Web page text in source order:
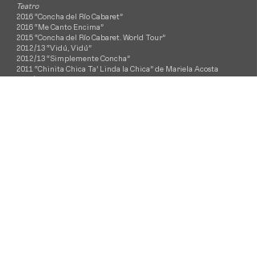
Teatro
2016 “Concha del Río Cabaret”
2016 “Me Canto Encima”
2015 “Concha del Río Cabaret. World Tour”
2012/13 “Vidú, Vidú”
2012/13 “Simplemente Concha”
2011 “Chinita Chica Ta’ Linda la Chica” de Mariela Acosta
2010/11 “Concha del Río Cabaret”